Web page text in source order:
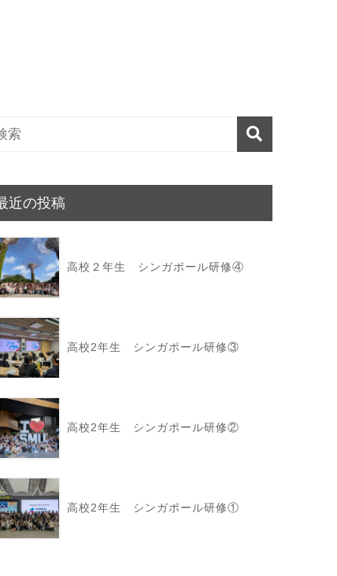
近の投稿
高校２年生 シンガポール研修④
高校2年生 シンガポール研修③
高校2年生 シンガポール研修②
高校2年生 シンガポール研修①